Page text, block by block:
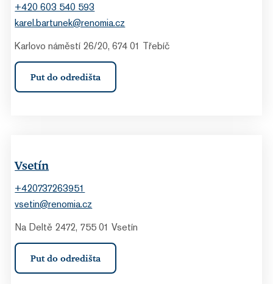
+420 603 540 593
karel.bartunek@renomia.cz
Karlovo náměstí 26/20, 674 01 Třebíč
Put do odredišta
Vsetín
+420737263951
vsetin@renomia.cz
Na Deltě 2472, 755 01 Vsetín
Put do odredišta